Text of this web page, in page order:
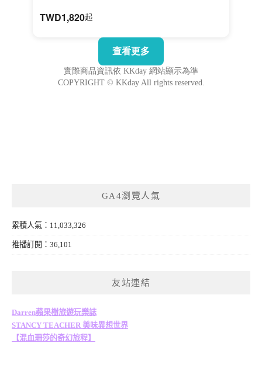
GA4瀏覽人氣
累積人氣：11,033,326
推播訂閱：36,101
友站連結
Darren蘋果樹旅遊玩樂誌
STANCY TEACHER 美味異想世界
【混血珊莎的奇幻旅程】